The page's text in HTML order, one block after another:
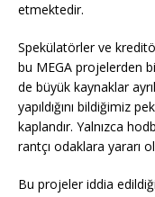
etmektedir.
Spekülatörler ve
bu MEGA projelerden
de büyük kaynaklar
yapıldığını bildiğimiz
kaplandır. Yalnızca
rantçı odaklara yararı
Bu projeler iddia